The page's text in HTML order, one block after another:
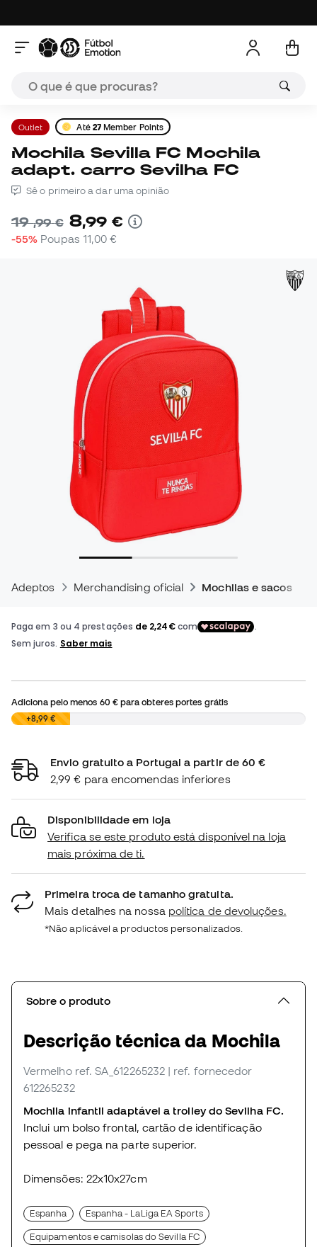
Outlet Até 27Member Points
Mochila Sevilla FC Mochila
adapt. carro Sevilha FC
Sê o primeiro a dar uma opinião
19,99 € 8,99 €
-55% Poupas 11,00 €
Adeptos Merchandising oficial Mochilas e sacos
Adiciona pelo menos 60 €para obteres portes grátis
0,00 €+8,99 €
Envio gratuito a Portugal a partir de 60 €
2,99 € para encomendas inferiores
Disponibilidade em loja
Verifica se este produto está disponível na loja
mais próxima de ti.
Primeira troca de tamanho gratuita.
Mais detalhes na nossa política de devoluções.
*Não aplicável a productos personalizados.
Sobre o produto
Descrição técnica da Mochila
Vermelho ref. SA_612265232 | ref. fornecedor
612265232
Mochila infantil adaptável a trolley do Sevilha FC.
Inclui um bolso frontal, cartão de identificação
pessoal e pega na parte superior.
Dimensões: 22x10x27cm
Espanha Espanha - LaLiga EA Sports
Equipamentos e camisolas do Sevilla FC